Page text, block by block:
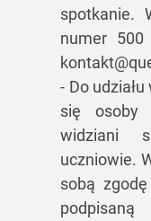
spotkanie.
numer
- Do
się osoby
widziani
uczniowie.
sobą